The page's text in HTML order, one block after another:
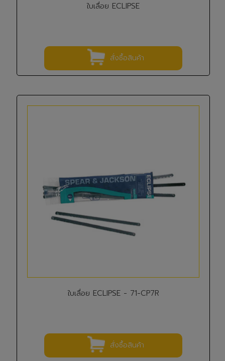
ใบเลื่อย ECLIPSE
สั่งซื้อสินค้า
ใบเลื่อย ECLIPSE - 71-CP7R
สั่งซื้อสินค้า